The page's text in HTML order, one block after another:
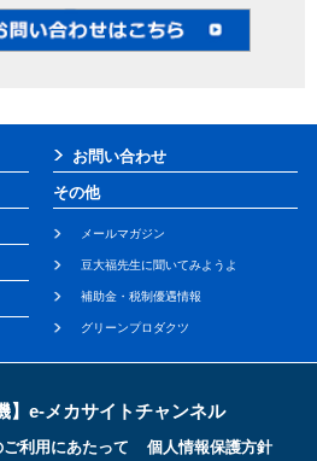
お問い合わせ
その他
メールマガジン
豆大福先生に聞いてみようよ
補助金・税制優遇情報
グリーンプロダクツ
】e-メカサイトチャンネル
利用にあたって 個人情報保護方針